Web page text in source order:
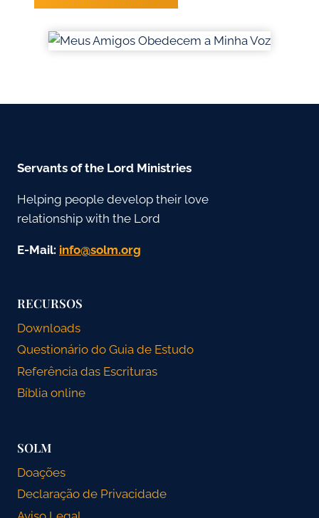
Servants of the Lord Ministries
Helping people develop their love
relationship with the Lord
E-Mail: gro.mlos@ofni
RECURSOS
Downloads
Questionário do Guia de Estudo
Referência das Escrituras
Bíblia online
SOLM
Doações
Declaração de Privacidade